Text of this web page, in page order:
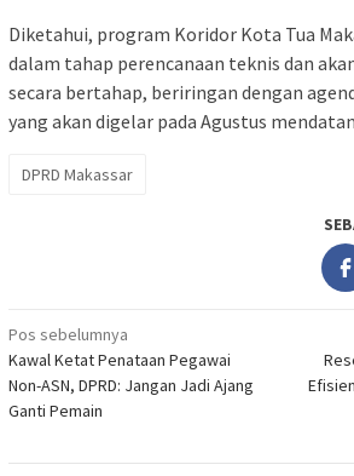
Diketahui, program Koridor Kota Tua
dalam tahap perencanaan teknis dan
secara bertahap, beriringan dengan
yang akan digelar pada Agustus
DPRD Makassar
Navigasi
pos
Pos sebelumnya
Kawal Ketat Penataan Pegawai
Non-ASN, DPRD: Jangan Jadi Ajang
Ganti Pemain